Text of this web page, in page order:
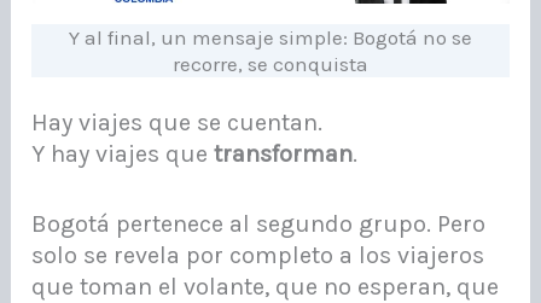
Y al final, un mensaje simple: Bogotá no se
recorre, se conquista
Hay viajes que se cuentan.
Y hay viajes quetransforman.
Bogotá pertenece al segundo grupo. Pero
solo se revela por completo a los viajeros
que toman el volante, que no esperan, que